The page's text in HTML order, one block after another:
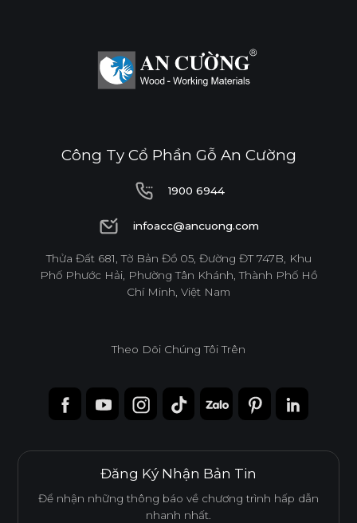
Công Ty Cổ Phần Gỗ An Cường
1900 6944
1900 6944
infoacc@ancuong.com
infoacc@ancuong.com
Thửa Đất 681, Tờ Bản Đồ 05, Đường ĐT 747B, Khu
Phố Phước Hải, Phường Tân Khánh, Thành Phố Hồ
Chí Minh, Việt Nam
Theo Dõi Chúng Tôi Trên
Đăng Ký Nhận Bản Tin
Để nhận những thông báo về chương trình hấp dẫn
nhanh nhất.